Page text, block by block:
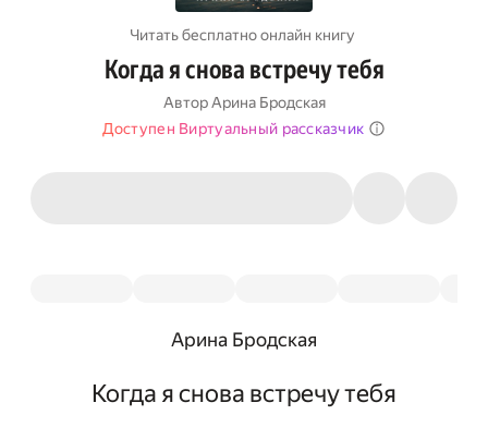
Читать бесплатно онлайн книгу
Когда я снова встречу тебя
Автор Арина Бродская
Доступен Виртуальный рассказчик
Арина Бродская
Когда я снова встречу тебя